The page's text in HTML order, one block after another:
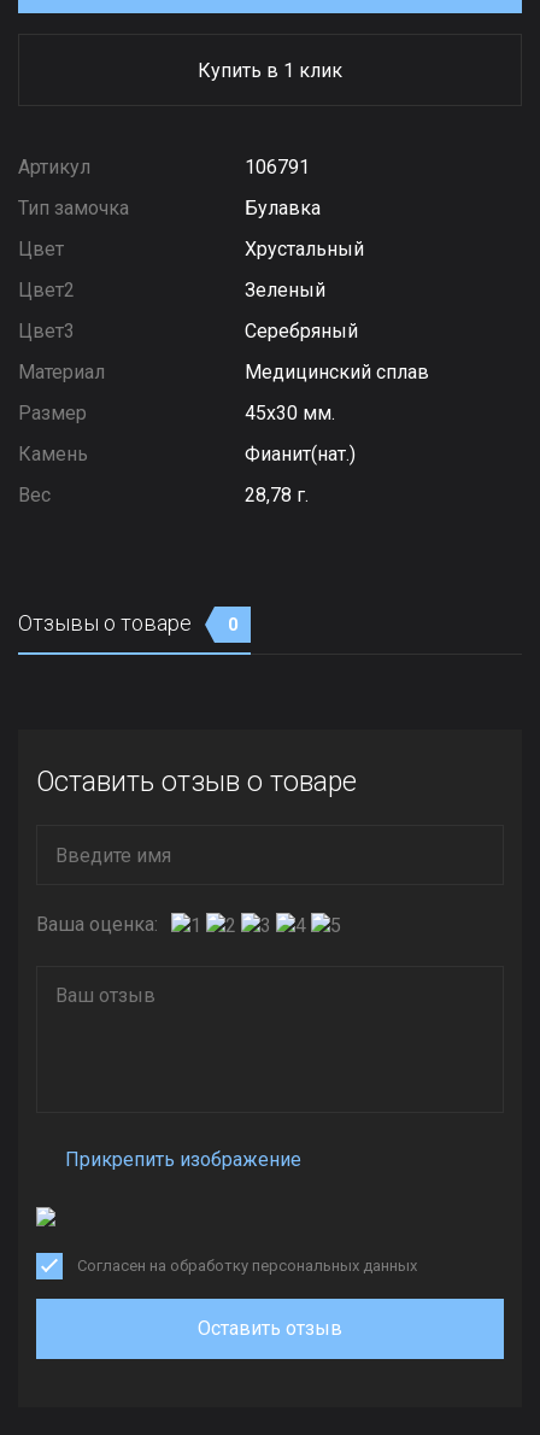
Купить в 1 клик
Артикул
106791
Тип замочка
Булавка
Цвет
Хрустальный
Цвет2
Зеленый
Цвет3
Серебряный
Материал
Медицинский сплав
Размер
45х30 мм.
Камень
Фианит(нат.)
Вес
28,78 г.
Отзывы о товаре 0
Оставить отзыв о товаре
Ваша оценка:
Прикрепить изображение
Согласен на обработку персональных данных
Оставить отзыв